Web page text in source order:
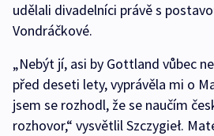
udělali divadelníci právě s
Vondráčkové.
„Nebýt jí, asi by Gottland vůbec
před deseti lety, vyprávěla mi o
jsem se rozhodl, že se naučím
rozhovor,“ vysvětlil Szczygieł.